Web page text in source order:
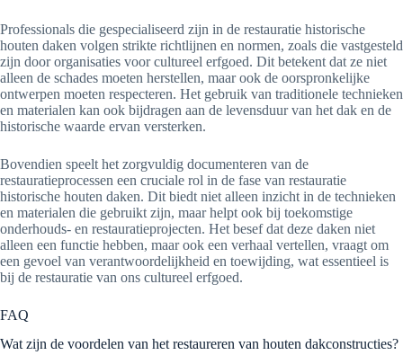
Professionals die gespecialiseerd zijn in de restauratie historische
houten daken volgen strikte richtlijnen en normen, zoals die vastgesteld
zijn door organisaties voor cultureel erfgoed. Dit betekent dat ze niet
alleen de schades moeten herstellen, maar ook de oorspronkelijke
ontwerpen moeten respecteren. Het gebruik van traditionele technieken
en materialen kan ook bijdragen aan de levensduur van het dak en de
historische waarde ervan versterken.
Bovendien speelt het zorgvuldig documenteren van de
restauratieprocessen een cruciale rol in de fase van restauratie
historische houten daken. Dit biedt niet alleen inzicht in de technieken
en materialen die gebruikt zijn, maar helpt ook bij toekomstige
onderhouds- en restauratieprojecten. Het besef dat deze daken niet
alleen een functie hebben, maar ook een verhaal vertellen, vraagt om
een gevoel van verantwoordelijkheid en toewijding, wat essentieel is
bij de restauratie van ons cultureel erfgoed.
FAQ
Wat zijn de voordelen van het restaureren van houten dakconstructies?